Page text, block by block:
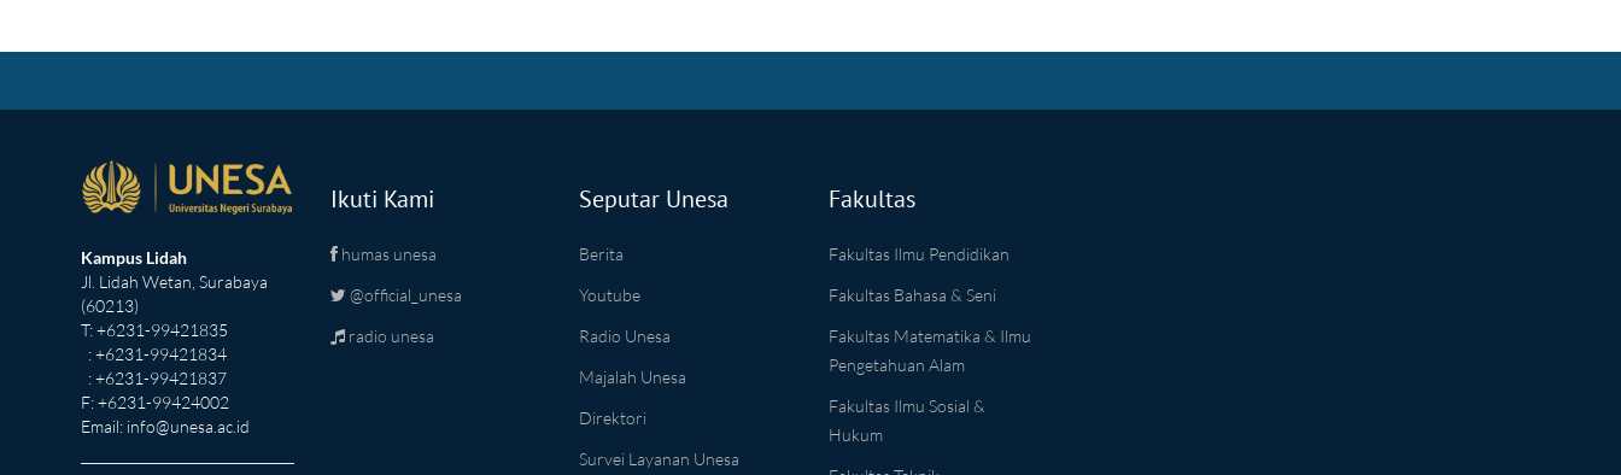
Kampus Lidah
Jl. Lidah Wetan, Surabaya
(60213)
T: +6231-99421835
: +6231-99421834
: +6231-99421837
F: +6231-99424002
Email: info@unesa.ac.id
Ikuti Kami
humas unesa
@official_unesa
radio unesa
Seputar Unesa
Berita
Youtube
Radio Unesa
Majalah Unesa
Direktori
Survei Layanan Unesa
Fakultas
Fakultas Ilmu Pendidikan
Fakultas Bahasa & Seni
Fakultas Matematika & Ilmu
Pengetahuan Alam
Fakultas Ilmu Sosial &
Hukum